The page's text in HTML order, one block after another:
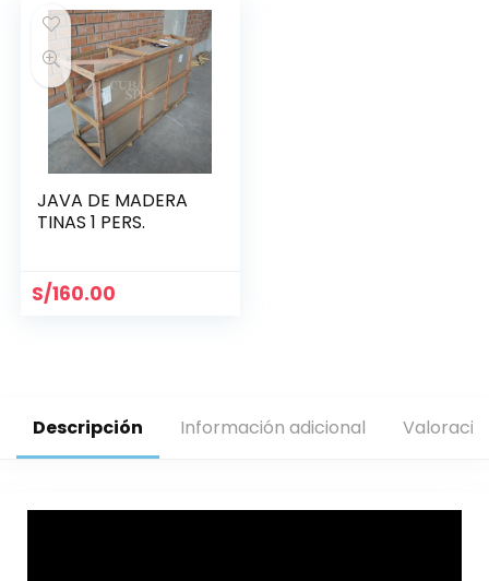
JAVA DE MADERA
TINAS 1 PERS.
S/160.00
Descripción Información adicional